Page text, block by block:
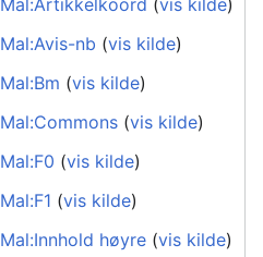
Mal:Artikkelkoord (vis kilde)
Mal:Avis-nb (vis kilde)
Mal:Bm (vis kilde)
Mal:Commons (vis kilde)
Mal:F0 (vis kilde)
Mal:F1 (vis kilde)
Mal:Innhold høyre (vis kilde)